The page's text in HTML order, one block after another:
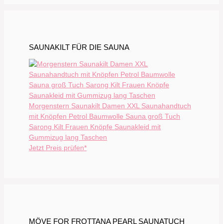
SAUNAKILT FÜR DIE SAUNA
Morgenstern Saunakilt Damen XXL Saunahandtuch
mit Knöpfen Petrol Baumwolle Sauna groß Tuch
Sarong Kilt Frauen Knöpfe Saunakleid mit
Gummizug lang Taschen
Jetzt Preis prüfen*
MÖVE FOR FROTTANA PEARL SAUNATUCH